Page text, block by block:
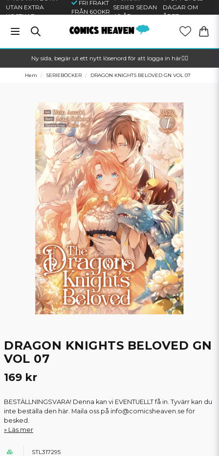
UTAN EXTRA
KOSTNAD
FRI FRAKT
FRÅN 600KR
SERIER SEDAN
40 ÅR
DAGAR OM
ÅRET
Ny sida, begär ut ett nytt lösenord för att logga in här🦸‍♂️
Hem SERIEBÖCKER DRAGON KNIGHTS BELOVED GN VOL 07
DRAGON KNIGHTS BELOVED GN
VOL 07
169 kr
BESTÄLLNINGSVARA! Denna kan vi EVENTUELLT få in. Tyvärr kan du
inte beställa den här. Maila oss på info@comicsheaven.se för
besked.
Läs mer
STL317295